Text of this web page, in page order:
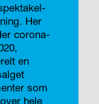
Her
corona-
en
som
hele